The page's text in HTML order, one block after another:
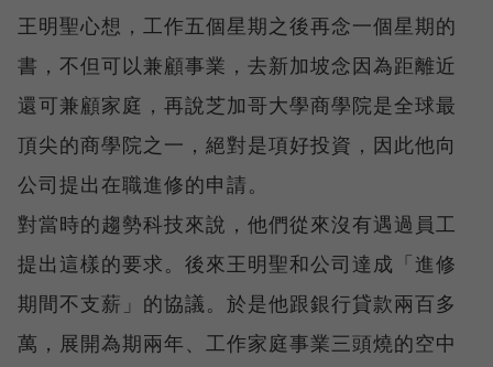
王明聖心想，工作五個星期之後再念一個星期的
書，不但可以兼顧事業，去新加坡念因為距離近
還可兼顧家庭，再說芝加哥大學商學院是全球最
頂尖的商學院之一，絕對是項好投資，因此他向
公司提出在職進修的申請。
對當時的趨勢科技來說，他們從來沒有遇過員工
提出這樣的要求。後來王明聖和公司達成「進修
期間不支薪」的協議。於是他跟銀行貸款兩百多
萬，展開為期兩年、工作家庭事業三頭燒的空中